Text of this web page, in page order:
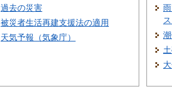
過去の災害
被災者生活再建支援法の適用
天気予報（気象庁）